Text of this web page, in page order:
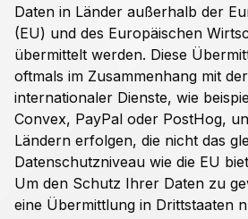
Daten in Länder außerhalb der
(EU) und des Europäischen
übermittelt werden. Diese
oftmals im Zusammenhang mit
internationaler Dienste, wie
Convex, PayPal oder PostHog,
Ländern erfolgen, die nicht das
Datenschutzniveau wie die EU
Um den Schutz Ihrer Daten zu
eine Übermittlung in Drittstaaten